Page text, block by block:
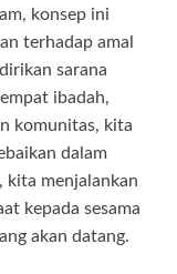
konsep ini
terhadap amal
sarana
ibadah,
komunitas, kita
dalam
kita menjalankan
kepada sesama
akan datang.